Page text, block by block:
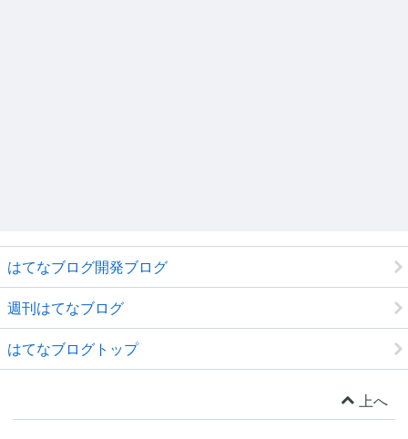
はてなブログ開発ブログ
週刊はてなブログ
はてなブログトップ
上へ